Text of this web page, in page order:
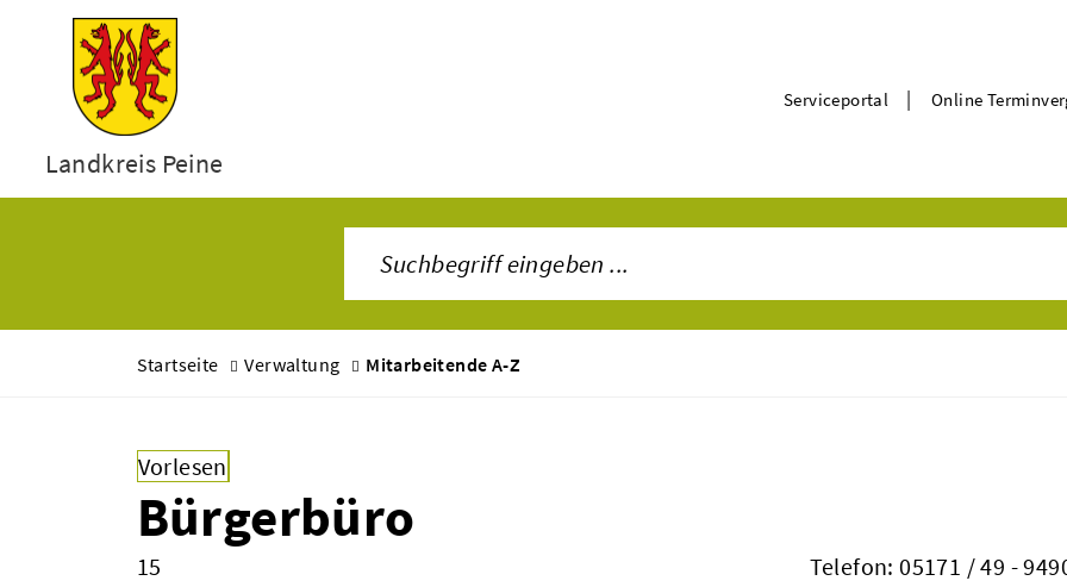
Landkreis Peine
Serviceportal | Online
Startseite Verwaltung Mitarbeitende A-Z
Vorlesen
Bürgerbüro
15
Telefon:05171 / 49 -